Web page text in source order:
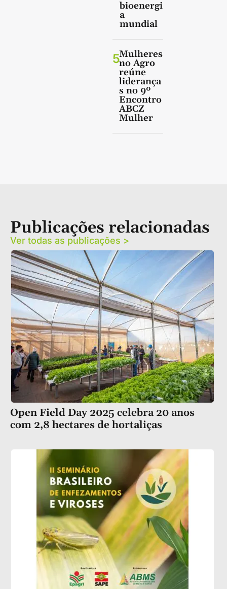
bioenergi
a
mundial
5Mulheres
no Agro
reúne
liderança
s no 9º
Encontro
ABCZ
Mulher
Publicações relacionadas
Ver todas as publicações >
Open Field Day 2025 celebra 20 anos
com 2,8 hectares de hortaliças